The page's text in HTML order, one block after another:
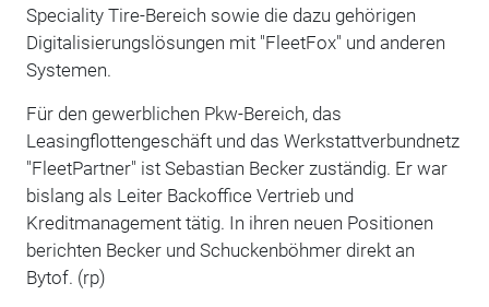
Speciality Tire-Bereich sowie die dazu gehörigen
Digitalisierungslösungen mit "FleetFox" und anderen
Systemen.
Für den gewerblichen Pkw-Bereich, das
Leasingflottengeschäft und das Werkstattverbundnetz
"FleetPartner" ist Sebastian Becker zuständig. Er war
bislang als Leiter Backoffice Vertrieb und
Kreditmanagement tätig. In ihren neuen Positionen
berichten Becker und Schuckenböhmer direkt an
Bytof. (rp)